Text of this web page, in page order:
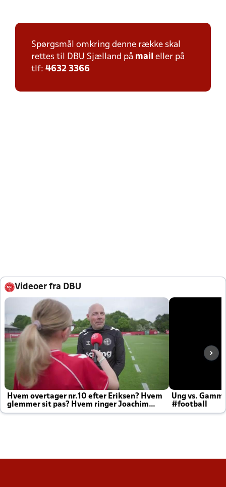
Spørgsmål omkring denne række skal
rettes til DBU Sjælland på mail eller på
tlf: 4632 3366
Videoer fra DBU
Hvem overtager nr.10 efter Eriksen? Hvem
glemmer sit pas? Hvem ringer Joachim
altid til efter kampe?
Ung vs.
#football